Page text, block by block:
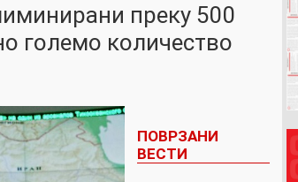
преку 500
големо количество
ПОВРЗАНИ
ВЕСТИ